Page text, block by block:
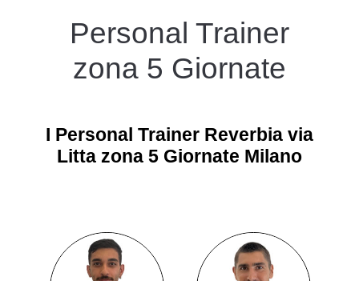
Personal Trainer
zona 5 Giornate
I Personal Trainer Reverbia via
Litta zona 5 Giornate Milano